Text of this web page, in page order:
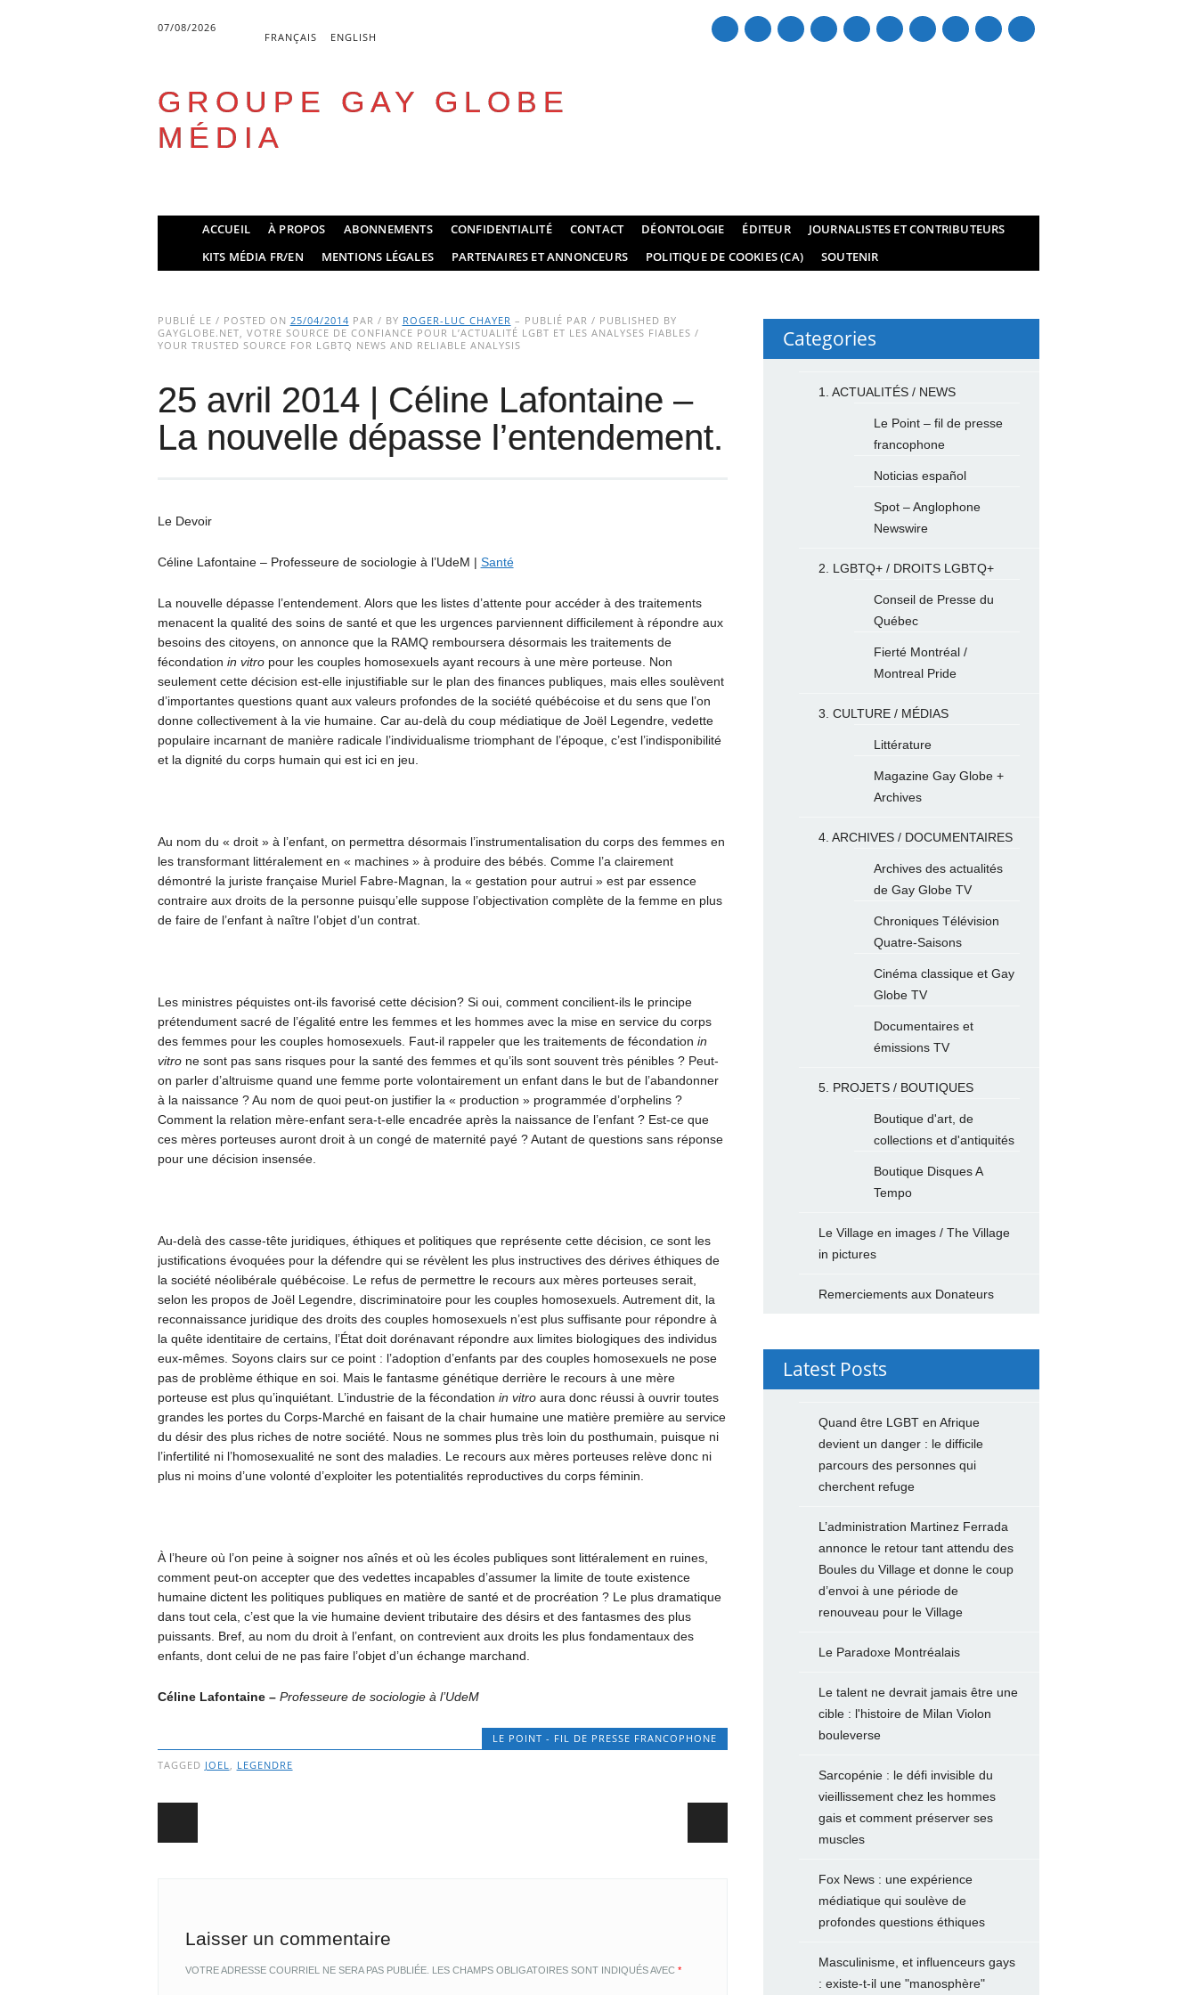
07/08/2026
FRANÇAIS ENGLISH
mail
GROUPE GAY GLOBE
MÉDIA
Main menu
ACCUEIL À PROPOS ABONNEMENTS CONFIDENTIALITÉ CONTACT DÉONTOLOGIE ÉDITEUR
JOURNALISTES ET CONTRIBUTEURS
KITS MÉDIA FR/EN
MENTIONS LÉGALES PARTENAIRES ET ANNONCEURS POLITIQUE DE COOKIES (CA) SOUTENIR
PUBLIÉ LE / POSTED ON 25/04/2014 PAR / BY ROGER-LUC CHAYER – PUBLIÉ PAR / PUBLISHED BY
GAYGLOBE.NET, VOTRE SOURCE DE CONFIANCE POUR L’ACTUALITÉ LGBT ET LES ANALYSES FIABLES /
YOUR TRUSTED SOURCE FOR LGBTQ NEWS AND RELIABLE ANALYSIS
25 avril 2014 | Céline Lafontaine –
La nouvelle dépasse l’entendement.
Le Devoir
Céline Lafontaine – Professeure de sociologie à l’UdeM | Santé
La nouvelle dépasse l’entendement. Alors que les listes d’attente pour accéder à des traitements
menacent la qualité des soins de santé et que les urgences parviennent difficilement à répondre aux
besoins des citoyens, on annonce que la RAMQ remboursera désormais les traitements de
fécondation in vitropour les couples homosexuels ayant recours à une mère porteuse. Non
seulement cette décision est-elle injustifiable sur le plan des finances publiques, mais elles soulèvent
d’importantes questions quant aux valeurs profondes de la société québécoise et du sens que l’on
donne collectivement à la vie humaine. Car au-delà du coup médiatique de Joël Legendre, vedette
populaire incarnant de manière radicale l’individualisme triomphant de l’époque, c’est l’indisponibilité
et la dignité du corps humain qui est ici en jeu.
Au nom du « droit » à l’enfant, on permettra désormais l’instrumentalisation du corps des femmes en
les transformant littéralement en « machines » à produire des bébés. Comme l’a clairement
démontré la juriste française Muriel Fabre-Magnan, la « gestation pour autrui » est par essence
contraire aux droits de la personne puisqu’elle suppose l’objectivation complète de la femme en plus
de faire de l’enfant à naître l’objet d’un contrat.
Les ministres péquistes ont-ils favorisé cette décision? Si oui, comment concilient-ils le principe
prétendument sacré de l’égalité entre les femmes et les hommes avec la mise en service du corps
des femmes pour les couples homosexuels. Faut-il rappeler que les traitements de fécondation in
vitrone sont pas sans risques pour la santé des femmes et qu’ils sont souvent très pénibles ? Peut-
on parler d’altruisme quand une femme porte volontairement un enfant dans le but de l’abandonner
à la naissance ? Au nom de quoi peut-on justifier la « production » programmée d’orphelins ?
Comment la relation mère-enfant sera-t-elle encadrée après la naissance de l’enfant ? Est-ce que
ces mères porteuses auront droit à un congé de maternité payé ? Autant de questions sans réponse
pour une décision insensée.
Au-delà des casse-tête juridiques, éthiques et politiques que représente cette décision, ce sont les
justifications évoquées pour la défendre qui se révèlent les plus instructives des dérives éthiques de
la société néolibérale québécoise. Le refus de permettre le recours aux mères porteuses serait,
selon les propos de Joël Legendre, discriminatoire pour les couples homosexuels. Autrement dit, la
reconnaissance juridique des droits des couples homosexuels n’est plus suffisante pour répondre à
la quête identitaire de certains, l’État doit dorénavant répondre aux limites biologiques des individus
eux-mêmes. Soyons clairs sur ce point : l’adoption d’enfants par des couples homosexuels ne pose
pas de problème éthique en soi. Mais le fantasme génétique derrière le recours à une mère
porteuse est plus qu’inquiétant. L’industrie de la fécondation in vitroaura donc réussi à ouvrir toutes
grandes les portes du Corps-Marché en faisant de la chair humaine une matière première au service
du désir des plus riches de notre société. Nous ne sommes plus très loin du posthumain, puisque ni
l’infertilité ni l’homosexualité ne sont des maladies. Le recours aux mères porteuses relève donc ni
plus ni moins d’une volonté d’exploiter les potentialités reproductives du corps féminin.
À l’heure où l’on peine à soigner nos aînés et où les écoles publiques sont littéralement en ruines,
comment peut-on accepter que des vedettes incapables d’assumer la limite de toute existence
humaine dictent les politiques publiques en matière de santé et de procréation ? Le plus dramatique
dans tout cela, c’est que la vie humaine devient tributaire des désirs et des fantasmes des plus
puissants. Bref, au nom du droit à l’enfant, on contrevient aux droits les plus fondamentaux des
enfants, dont celui de ne pas faire l’objet d’un échange marchand.
Céline Lafontaine – Professeure de sociologie à l’UdeM
LE POINT - FIL DE PRESSE FRANCOPHONE
TAGGED JOEL, LEGENDRE
Post navigation
Laisser un commentaire
VOTRE ADRESSE COURRIEL NE SERA PAS PUBLIÉE. LES CHAMPS OBLIGATOIRES SONT INDIQUÉS AVEC *
Categories
1. ACTUALITÉS / NEWS
Le Point – fil de presse
francophone
Noticias español
Spot – Anglophone
Newswire
2. LGBTQ+ / DROITS LGBTQ+
Conseil de Presse du
Québec
Fierté Montréal /
Montreal Pride
3. CULTURE / MÉDIAS
Littérature
Magazine Gay Globe +
Archives
4. ARCHIVES / DOCUMENTAIRES
Archives des actualités
de Gay Globe TV
Chroniques Télévision
Quatre-Saisons
Cinéma classique et Gay
Globe TV
Documentaires et
émissions TV
5. PROJETS / BOUTIQUES
Boutique d'art, de
collections et d'antiquités
Boutique Disques A
Tempo
Le Village en images / The Village
in pictures
Remerciements aux Donateurs
Latest Posts
Quand être LGBT en Afrique
devient un danger : le difficile
parcours des personnes qui
cherchent refuge
L’administration Martinez Ferrada
annonce le retour tant attendu des
Boules du Village et donne le coup
d’envoi à une période de
renouveau pour le Village
Le Paradoxe Montréalais
Le talent ne devrait jamais être une
cible : l'histoire de Milan Violon
bouleverse
Sarcopénie : le défi invisible du
vieillissement chez les hommes
gais et comment préserver ses
muscles
Fox News : une expérience
médiatique qui soulève de
profondes questions éthiques
Masculinisme, et influenceurs gays
: existe-t-il une "manosphère"